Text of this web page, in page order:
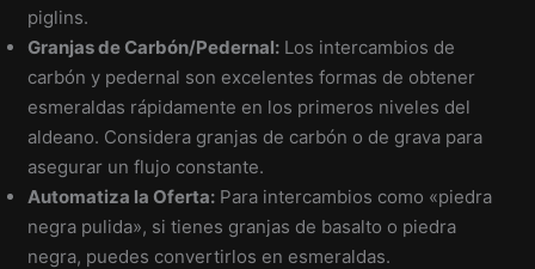
piglins.
Granjas de Carbón/Pedernal: Los intercambios de
carbón y pedernal son excelentes formas de obtener
esmeraldas rápidamente en los primeros niveles del
aldeano. Considera granjas de carbón o de grava para
asegurar un flujo constante.
Automatiza la Oferta: Para intercambios como «piedra
negra pulida», si tienes granjas de basalto o piedra
negra, puedes convertirlos en esmeraldas.